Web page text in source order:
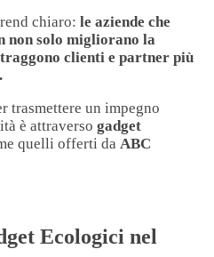
chiaro: le aziende che
non solo migliorano la
clienti e partner più
trasmettere un impegno
è attraverso gadget
quelli offerti da ABC
Ecologici nel